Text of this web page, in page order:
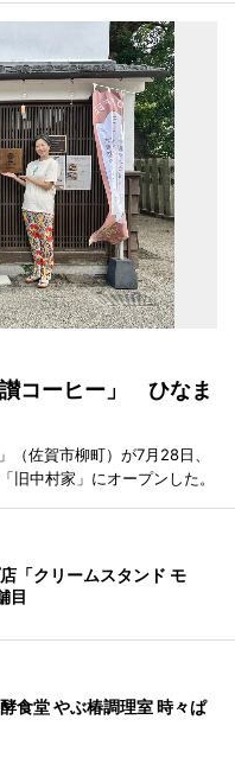
コーヒー」 ひなま
（佐賀市柳町）が7月28日、
旧中村家」にオープンした。
「クリームスタンド モ
目
食堂 やぶ椿調理室 時々ぱ